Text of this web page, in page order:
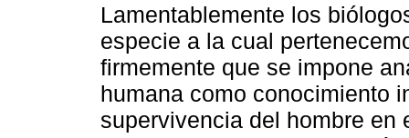
Lamentablemente los
especie a la cual
firmemente que se impone
humana como conocimiento
supervivencia del hombre en